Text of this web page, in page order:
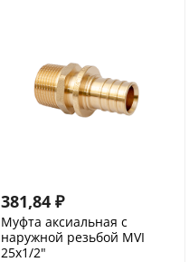
381,84 ₽
Муфта аксиальная с
наружной резьбой MVI
25x1/2"